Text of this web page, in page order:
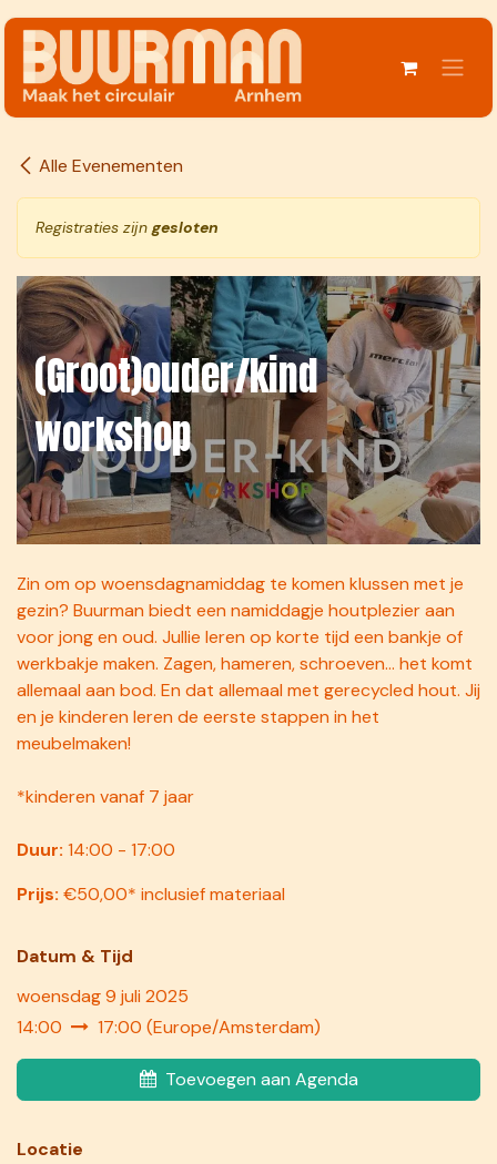
Alle Evenementen
Registraties zijn gesloten
(Groot)ouder/kind
workshop
Zin om op woensdagnamiddag te komen klussen met je
gezin? Buurman biedt een namiddagje houtplezier aan
voor jong en oud. Jullie leren op korte tijd een bankje of
werkbakje maken. Zagen, hameren, schroeven... het komt
allemaal aan bod. En dat allemaal met gerecycled hout. Jij
en je kinderen leren de eerste stappen in het
meubelmaken!
*kinderen vanaf 7 jaar
Duur: 14:00 - 17:00
Prijs: €50,00* inclusief materiaal
Datum & Tij​d
woensdag 9 juli 2025
14:00
17:00 (Europe/Amsterdam)
Toevoegen aan Agenda
Locatie